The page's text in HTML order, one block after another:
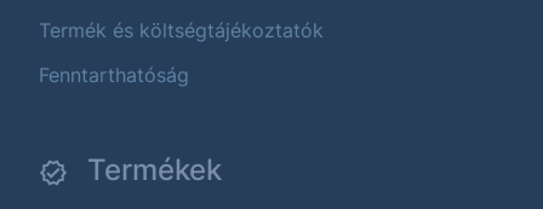
Termék és költségtájékoztatók
Fenntarthatóság
Termékek